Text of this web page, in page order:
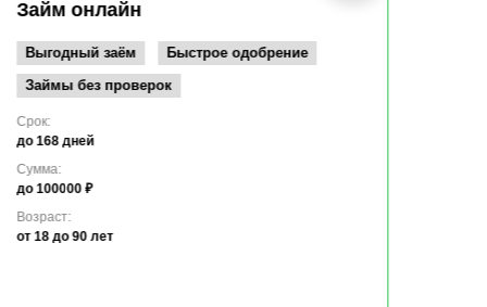
Займ онлайн
Выгодный заём
Быстрое одобрение
Займы без проверок
Срок:
до 168 дней
Сумма:
до 100000 ₽
Возраст:
от 18 до 90 лет